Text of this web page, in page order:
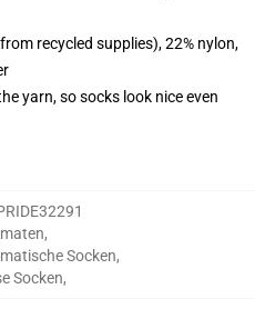
recycled supplies), 22% nylon,
yarn, so socks look nice even
,
Socken,
Socken,